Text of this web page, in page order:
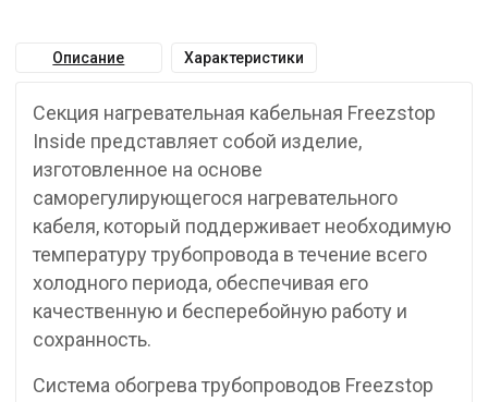
Описание Характеристики
Секция нагревательная кабельная Freezstop
Inside представляет собой изделие,
изготовленное на основе
саморегулирующегося нагревательного
кабеля, который поддерживает необходимую
температуру трубопровода в течение всего
холодного периода, обеспечивая его
качественную и бесперебойную работу и
сохранность.
Система обогрева трубопроводов Freezstop